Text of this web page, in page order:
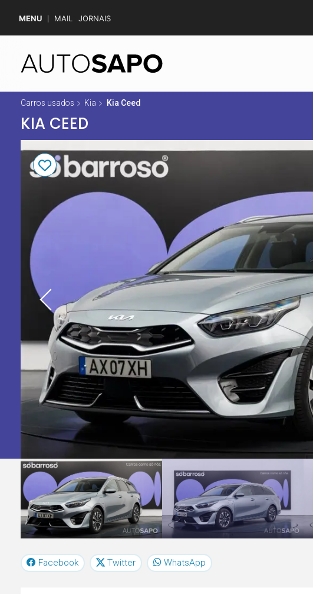
MENU MAIL JORNAIS
Carros usados Kia Kia Ceed
KIA CEED
Facebook Twitter WhatsApp